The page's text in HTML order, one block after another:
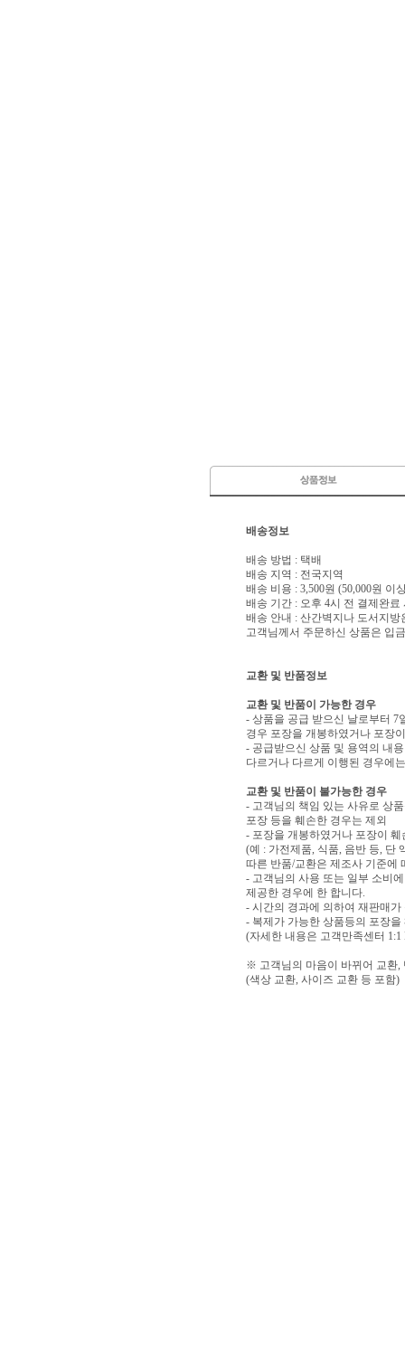
배송정보
배송 방법 : 택배
배송 지역 : 전국지역
배송 비용 : 3,500원 (50,000원 이
배송 기간 : 오후 4시 전 결제완료
배송 안내 : 산간벽지나 도서지
고객님께서 주문하신 상품은 입
교환 및 반품정보
교환 및 반품이 가능한 경우
- 상품을 공급 받으신 날로부터 7
경우 포장을 개봉하였거나 포장
- 공급받으신 상품 및 용역의 내
다르거나 다르게 이행된 경우에
교환 및 반품이 불가능한 경우
- 고객님의 책임 있는 사유로 상
포장 등을 훼손한 경우는 제외
- 포장을 개봉하였거나 포장이
(예 : 가전제품, 식품, 음반 등, 단
따른 반품/교환은 제조사 기준에
- 고객님의 사용 또는 일부 소비
제공한 경우에 한 합니다.
- 시간의 경과에 의하여 재판매
- 복제가 가능한 상품등의 포장을
(자세한 내용은 고객만족센터
※ 고객님의 마음이 바뀌어 교환,
(색상 교환, 사이즈 교환 등 포함)